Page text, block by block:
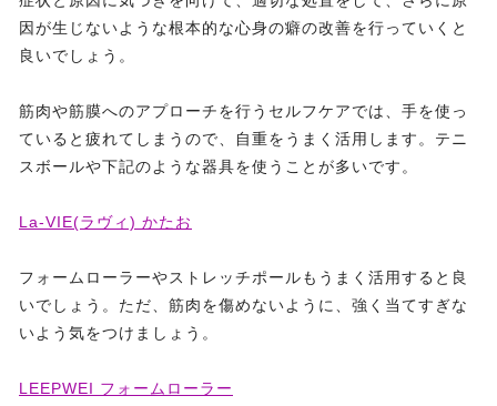
因が生じないような根本的な心身の癖の改善を行っていくと
良いでしょう。
筋肉や筋膜へのアプローチを行うセルフケアでは、手を使っ
ていると疲れてしまうので、自重をうまく活用します。テニ
スボールや下記のような器具を使うことが多いです。
La-VIE(ラヴィ) かたお
フォームローラーやストレッチポールもうまく活用すると良
いでしょう。ただ、筋肉を傷めないように、強く当てすぎな
いよう気をつけましょう。
LEEPWEI フォームローラー